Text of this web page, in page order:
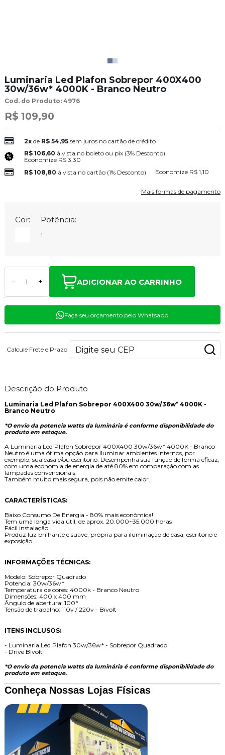
Luminaria Led Plafon Sobrepor 400X400
30w/36w* 4000K - Branco Neutro
Cod. do Produto: 4976
R$ 109,90
2xde R$ 54,95 sem juros no cartão de crédito
R$ 106,60 à vista no boleto ou pix (3% Desconto)
Economize R$ 3,30
R$ 108,80 à vista no cartão (1% Desconto) Economize R$ 1,10
Mais formas de pagamento
Cor: Potência:
1
- + ADICIONAR AO CARRINHO
Faça seu orçamento pelo Whatsapp
Calcule Frete e Prazo
Descrição do Produto
Luminaria Led Plafon Sobrepor 400X400 30w/36w* 4000K -
Branco Neutro
*O envio da potencia watts da luminária é conforme disponibilidade do
produto em estoque.
A Luminaria Led Plafon Sobrepor 400X400 30w/36w* 4000K - Branco
Neutro é uma ótima opção para iluminar ambientes internos, por
exemplo, sua casa e/ou escritório. Desempenha sua função de forma eficaz,
com uma economia de energia de até 80% em comparação com as
lâmpadas convencionais.
Também muito mais segura, pois não emite calor.
CARACTERÍSTICAS:
Baixo Consumo De Energia - 80% mais econômica!
Tem uma longa vida útil, de aprox. 20.000~35.000 horas
Fácil instalação.
Produz luz brilhante e suave, própria para iluminação de casa, escritório e
exposição
INFORMAÇÕES TÉCNICAS:
Modelo: Sobrepor Quadrado
Potencia: 30w/36w*
Temperatura de cores: 4000k - Branco Neutro
Dimensões: 400 x 400 mm
ngulo de abertura: 100°
Tensão de trabalho: 110v / 220v - Bivolt
ITENS INCLUSOS:
- Luminaria Led Plafon 30w/36w* - Sobrepor Quadrado
- Drive Bivolt
*O envio da potencia watts da luminária é conforme disponibilidade do
produto em estoque.
Conheça Nossas Lojas Físicas